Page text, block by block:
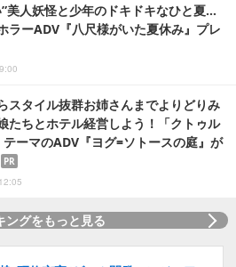
美人妖怪と少年のドキドキなひと夏…
ラーADV『八尺様がいた夏休み』プレ
スタイル抜群お姉さんまでよりどりみ
たちとホテル経営しよう！「クトゥル
ーマのADV『ヨグ=ソトースの庭』が
PR
ングをもっと見る